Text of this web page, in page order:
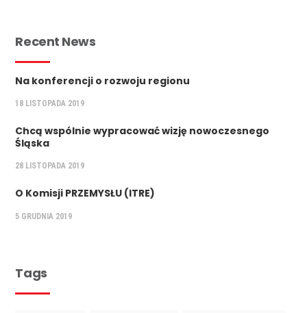
Recent News
Na konferencji o rozwoju regionu
18 LISTOPADA 2019
Chcą wspólnie wypracować wizję nowoczesnego
Śląska
28 LISTOPADA 2019
O Komisji PRZEMYSŁU (ITRE)
5 GRUDNIA 2019
Tags